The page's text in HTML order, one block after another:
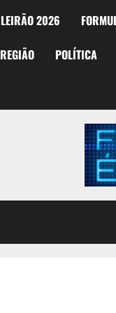
2026
REGIÃO POLÍTICA